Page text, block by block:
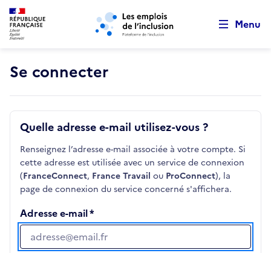
Aller au menu principal Aller au contenu principal
Menu
Se connecter
Quelle adresse e-mail utilisez-vous ?
Renseignez l’adresse e-mail associée à votre compte. Si
cette adresse est utilisée avec un service de connexion
(FranceConnect, France Travail ou ProConnect), la
page de connexion du service concerné s'affichera.
Adresse e-mail
Adresse e-mail
Retour au début de la page
Panneau de gestion des cookies